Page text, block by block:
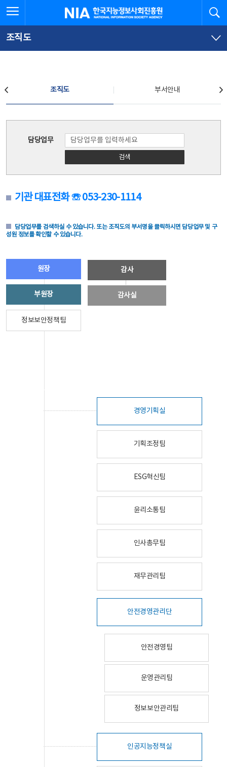
문
로
가
체
뉴
바
가
한국지능정보사회진흥원
조직도
조직도 부서안내
담당업무
검색
기관 대표전화 ☏ 053-230-1114
담당업무를 검색하실 수 있습니다. 또는 조직도의 부서명을 클릭하시면 담당업무 및 구
성원 정보를 확인할 수 있습니다.
원장
부원장
정보보안정책팀
감사
감사실
경영기획실
기획조정팀
ESG혁신팀
윤리소통팀
인사총무팀
재무관리팀
안전경영관리단
안전경영팀
운영관리팀
정보보안관리팀
인공지능정책실